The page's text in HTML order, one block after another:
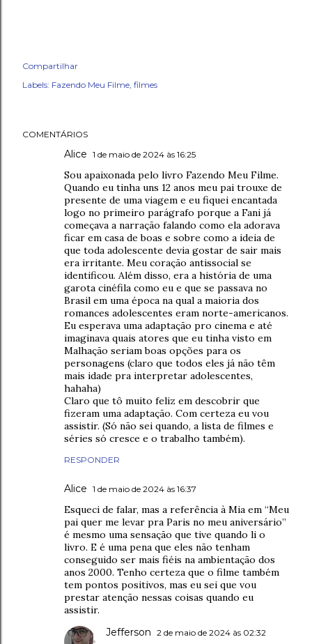
Compartilhar
Labels: Fazendo Meu Filme filmes
COMENTÁRIOS
Alice 1 de maio de 2024 às 16:25
Sou apaixonada pelo livro Fazendo Meu Filme.
Quando eu tinha uns 12 anos meu pai trouxe de
presente de uma viagem e eu fiquei encantada
logo no primeiro parágrafo porque a Fani já
começava a narração falando como ela adorava
ficar em casa de boas e sobre como a ideia de
que toda adolescente devia gostar de sair mais
era irritante. Meu coração antissocial se
identificou. Além disso, era a história de uma
garota cinéfila como eu e que se passava no
Brasil em uma época na qual a maioria dos
romances adolescentes eram norte-americanos.
Eu esperava uma adaptação pro cinema e até
imaginava quais atores que eu tinha visto em
Malhação seriam boas opções para os
personagens (claro que todos eles já não têm
mais idade pra interpretar adolescentes,
hahaha)
Claro que tô muito feliz em descobrir que
fizeram uma adaptação. Com certeza eu vou
assistir. (Só não sei quando, a lista de filmes e
séries só cresce e o trabalho também).
RESPONDER
Alice 1 de maio de 2024 às 16:37
Esqueci de falar, mas a referência à Mia em “Meu
pai quer me levar pra Paris no meu aniversário”
é mesmo uma sensação que tive quando li o
livro. E é uma pena que eles não tenham
conseguido ser mais fiéis na ambientação dos
anos 2000. Tenho certeza que o filme também
tem pontos positivos, mas eu sei que vou
prestar atenção nessas coisas quando eu
assistir.
Jefferson 2 de maio de 2024 às 02:32